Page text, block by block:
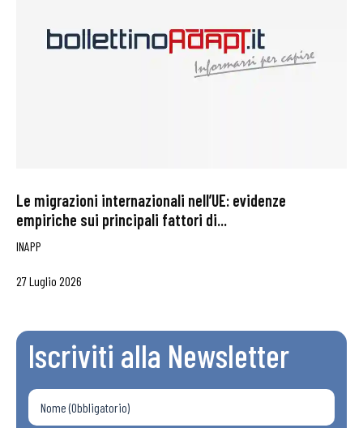
Le migrazioni internazionali nell’UE: evidenze
empiriche sui principali fattori di...
INAPP
27 Luglio 2026
Iscriviti alla Newsletter